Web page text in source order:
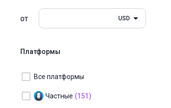
от USD
Платформы
Все платформы
Частные (151)